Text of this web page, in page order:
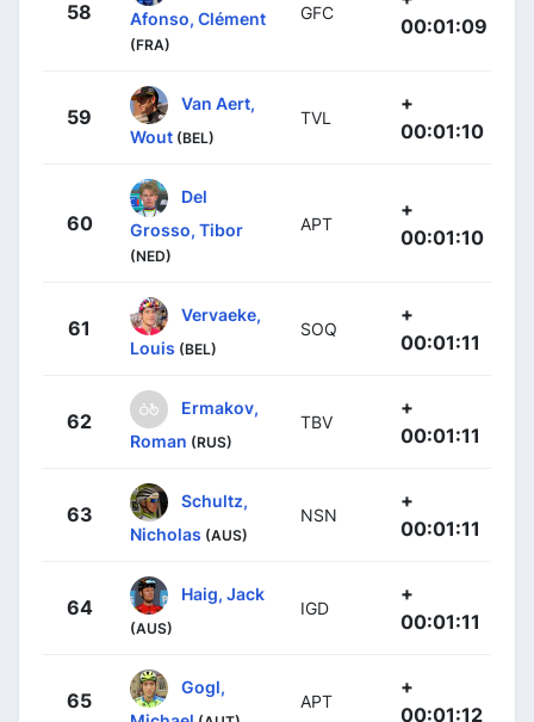
58
Afonso, Clément
(FRA)
GFC
00:01:09
59
Van Aert,
Wout (BEL)
TVL
+
00:01:10
60
Del
Grosso, Tibor
(NED)
APT
+
00:01:10
61
Vervaeke,
Louis (BEL)
SOQ
+
00:01:11
62
Ermakov,
Roman (RUS)
TBV
+
00:01:11
63
Schultz,
Nicholas (AUS)
NSN
+
00:01:11
64
Haig, Jack
(AUS)
IGD
+
00:01:11
65
Gogl,
APT
+
00:01:12